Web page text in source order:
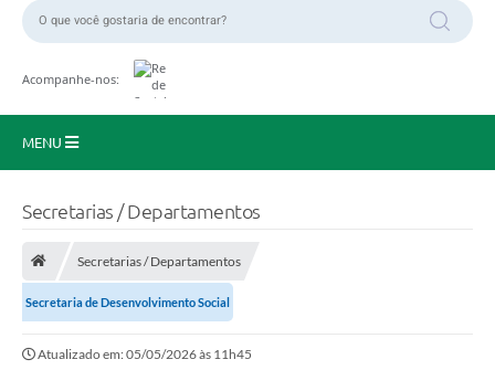
Acompanhe-nos:
MENU
Cidadão
Secretarias / Departamentos
Secretarias / Departamentos
Secretaria de Desenvolvimento Social
Atualizado em: 05/05/2026 às 11h45